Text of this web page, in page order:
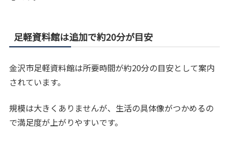
足軽資料館は追加で約20分が目安
金沢市足軽資料館は所要時間が約20分の目安として案内
されています。
規模は大きくありませんが、生活の具体像がつかめるの
で満足度が上がりやすいです。